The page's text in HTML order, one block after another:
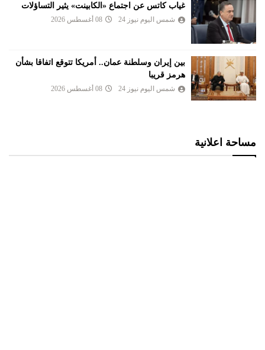
غياب كاتس عن اجتماع «الكابينت» يثير التساؤلات
شمس اليوم نيوز 24 08 أغسطس 2026
بين إيران وسلطنة عمان.. أمريكا تتوقع اتفاقا بشأن
هرمز قريبا
شمس اليوم نيوز 24 08 أغسطس 2026
مساحة اعلانية